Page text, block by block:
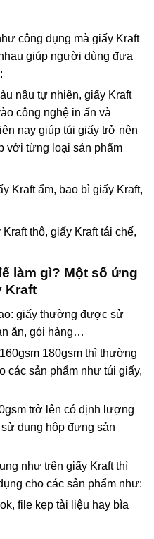
công dụng mà giấy Kraft
giúp người dùng đưa
nâu tự nhiên, giấy Kraft
công nghệ in ấn và
nay giúp túi giấy trở nên
với từng loại sản phẩm
Kraft ẩm, bao bì giấy Kraft,
thô, giấy Kraft tái chế,
làm gì? Một số ứng
Kraft
giấy thường được sử
ăn, gói hàng…
180gsm thì thường
các sản phẩm như túi giấy,
trở lên có định lượng
dụng hộp đựng sản
như trên giấy Kraft thì
cho các sản phẩm như:
file kẹp tài liệu hay bìa